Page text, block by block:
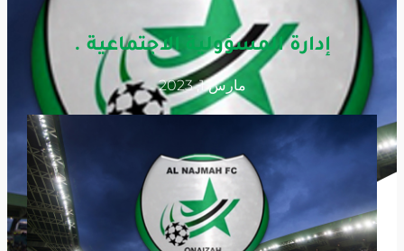
إدارة المسؤولية الاجتماعية .
مارس 1, 2023